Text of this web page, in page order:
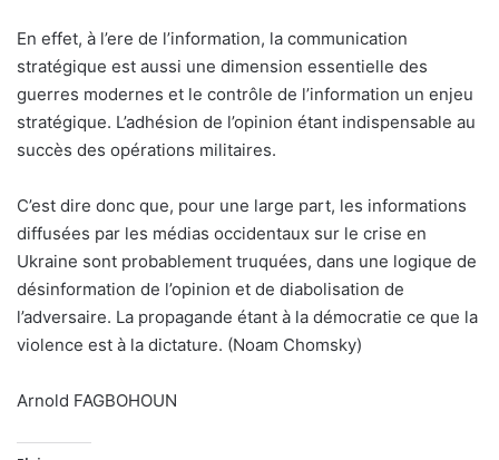
En effet, à l’ere de l’information, la communication
stratégique est aussi une dimension essentielle des
guerres modernes et le contrôle de l’information un enjeu
stratégique. L’adhésion de l’opinion étant indispensable au
succès des opérations militaires.
C’est dire donc que, pour une large part, les informations
diffusées par les médias occidentaux sur le crise en
Ukraine sont probablement truquées, dans une logique de
désinformation de l’opinion et de diabolisation de
l’adversaire. La propagande étant à la démocratie ce que la
violence est à la dictature. (Noam Chomsky)
Arnold FAGBOHOUN